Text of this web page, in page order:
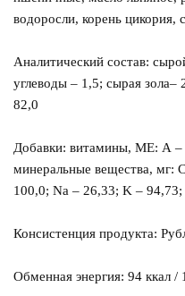
водоросли, корень цикория,
Аналитический состав:
углеводы – 1,5; сырая зола–
82,0
Добавки: витамины, МЕ: А
минеральные вещества, мг:
100,0; Na – 26,33; K – 94,73;
Консистенция продукта:
Обменная энергия: 94 ккал /